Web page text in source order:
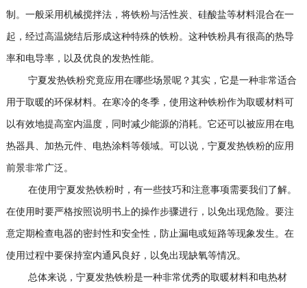
制。一般采用机械搅拌法，将铁粉与活性炭、硅酸盐等材料混合在一
起，经过高温烧结后形成这种特殊的铁粉。这种铁粉具有很高的热导
率和电导率，以及优良的发热性能。
宁夏发热铁粉究竟应用在哪些场景呢？其实，它是一种非常适合
用于取暖的环保材料。在寒冷的冬季，使用这种铁粉作为取暖材料可
以有效地提高室内温度，同时减少能源的消耗。它还可以被应用在电
热器具、加热元件、电热涂料等领域。可以说，宁夏发热铁粉的应用
前景非常广泛。
在使用宁夏发热铁粉时，有一些技巧和注意事项需要我们了解。
在使用时要严格按照说明书上的操作步骤进行，以免出现危险。要注
意定期检查电器的密封性和安全性，防止漏电或短路等现象发生。在
使用过程中要保持室内通风良好，以免出现缺氧等情况。
总体来说，宁夏发热铁粉是一种非常优秀的取暖材料和电热材